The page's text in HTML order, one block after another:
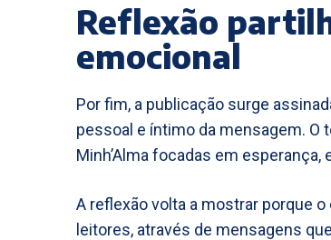
Reflexão
emocional
Por fim, a publicação surge
pessoal e íntimo da mensagem. O
Minh’Alma focadas em
A reflexão volta a mostrar porque
leitores, através de mensagens